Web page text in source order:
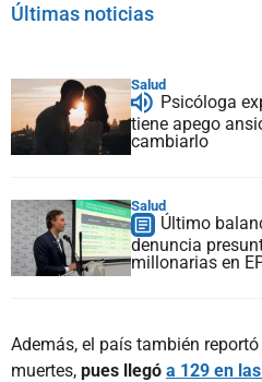
Últimas noticias
Salud
Psicóloga
tiene apego
cambiarlo
Salud
Último
denuncia
millonarias en
Además, el país también
muertes, pues llegó a 129 en